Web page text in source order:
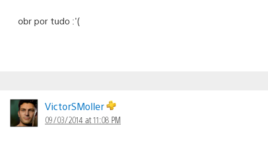
obr por tudo :'(
VictorSMoller
09/03/2014 at 11:08 PM